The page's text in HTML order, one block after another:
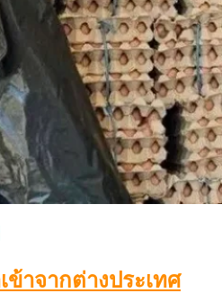
ข้าจากต่างประเทศ